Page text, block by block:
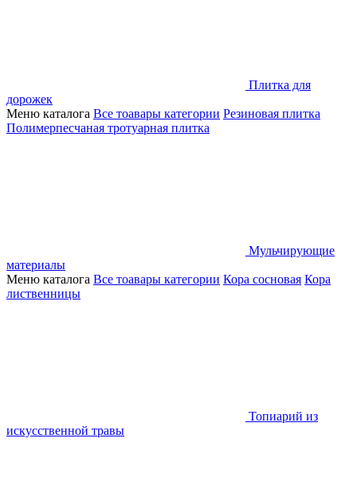
Плитка для
дорожек
Меню каталога Все тоавары категории Резиновая плитка
Полимерпесчаная тротуарная плитка
Мульчирующие
материалы
Меню каталога Все тоавары категории Кора сосновая Кора
лиственницы
Топиарий из
искусственной травы